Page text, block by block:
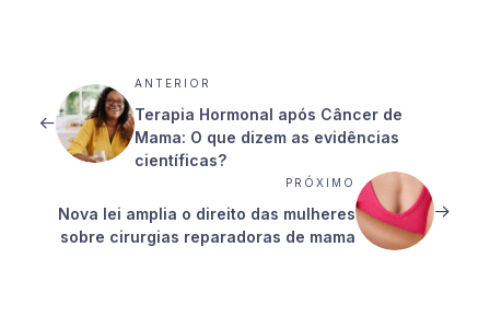
ANTERIOR
Terapia Hormonal após Câncer de
Mama: O que dizem as evidências
científicas?
PRÓXIMO
Nova lei amplia o direito das mulheres
sobre cirurgias reparadoras de mama